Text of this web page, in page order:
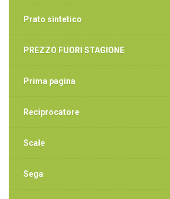
Prato sintetico
PREZZO FUORI STAGIONE
Prima pagina
Reciprocatore
Scale
Sega